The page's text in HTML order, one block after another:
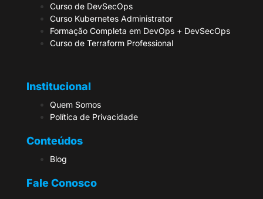
Curso de DevSecOps
Curso Kubernetes Administrator
Formação Completa em DevOps + DevSecOps
Curso de Terraform Professional
Institucional
Quem Somos
Política de Privacidade
Conteúdos
Blog
Fale Conosco